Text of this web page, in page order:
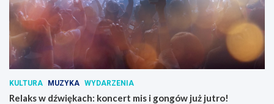
KULTURA MUZYKA WYDARZENIA
Relaks w dźwiękach: koncert mis i gongów już jutro!